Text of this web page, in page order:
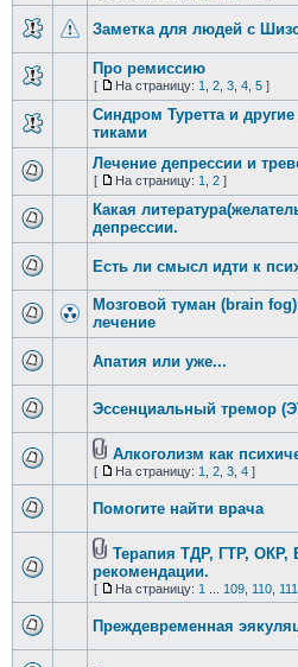
Заметка для людей с
Про ремиссию
[ На страницу: 1 2, 3, 4, 5]
Синдром Туретта и
тиками
Лечение депрессии и
[ На страницу: 1 2]
Какая
депрессии.
Есть ли смысл идти к
Мозговой туман (brain
лечение
Апатия или уже...
Эссенциальный тремор
Алкоголизм как
[ На страницу: 1 2, 3, 4]
Помогите найти врача
Терапия ТДР, ГТР, ОКР,
рекомендации.
[ На страницу: 1 109, 110, 111
Преждевременная